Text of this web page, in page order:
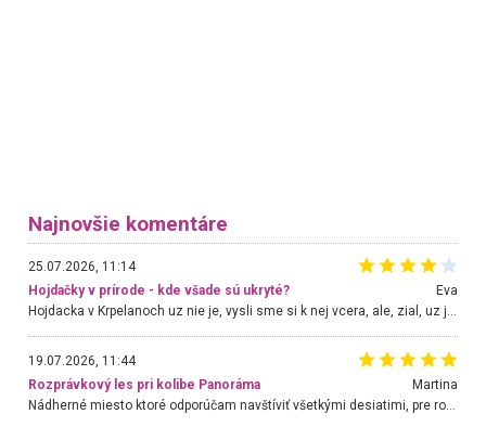
Najnovšie komentáre
25.07.2026, 11:14
Hojdačky v prírode - kde všade sú ukryté?
Eva
Hojdacka v Krpelanoch uz nie je, vysli sme si k nej vcera, ale, zial, uz je znicena. Ak sem planujete cestu len kvoli hojdacke, mozete si ju usetrit. Krasny vyhlad je tu vsak aj bez hojdacky :-)
19.07.2026, 11:44
Rozprávkový les pri kolibe Panoráma
Martina
Nádherné miesto ktoré odporúčam navštíviť všetkými desiatimi, pre rodiny s deťmi, dôchodcom... Proste a jednoducho ozaj rozprávkový les.. určite ešte prídeme. Odniesli sme si na pamiatku krásne tričká,